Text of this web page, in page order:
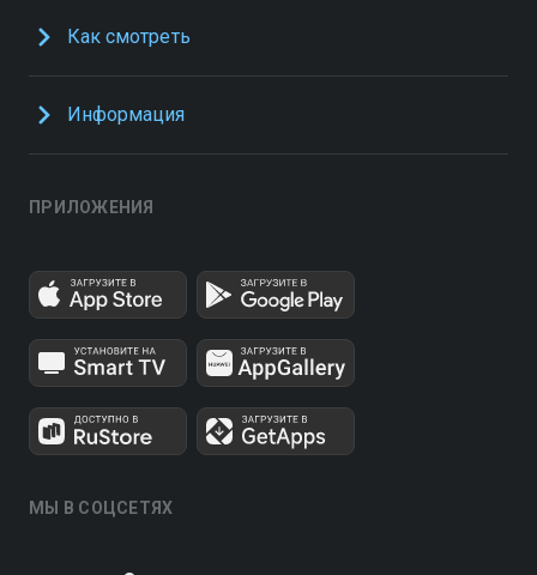
Как смотреть
Информация
ПРИЛОЖЕНИЯ
МЫ В СОЦСЕТЯХ